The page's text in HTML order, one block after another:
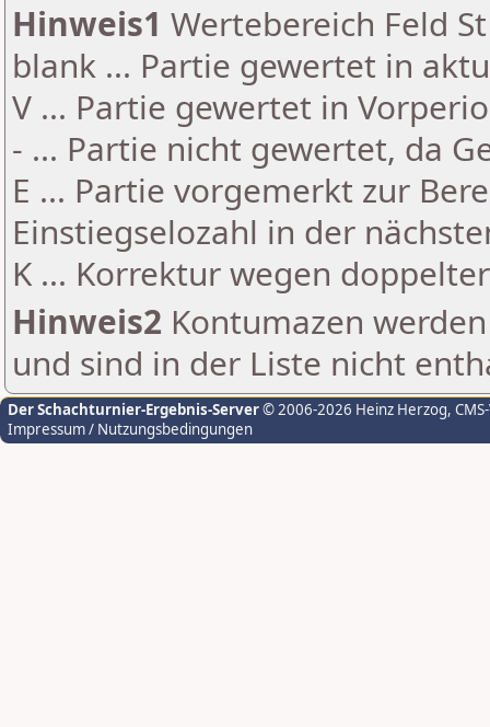
Hinweis1 Wertebereich Feld
blank ... Partie gewertet in
V ... Partie gewertet in
- ... Partie nicht gewertet, da
E ... Partie vorgemerkt zur
Einstiegselozahl in der
K ... Korrektur wegen
Hinweis2 Kontumazen
und sind in der Liste nicht
Der Schachturnier-Ergebnis-Server© 2006-2026 Heinz Herzog,
Impressum / Nutzungsbedingungen